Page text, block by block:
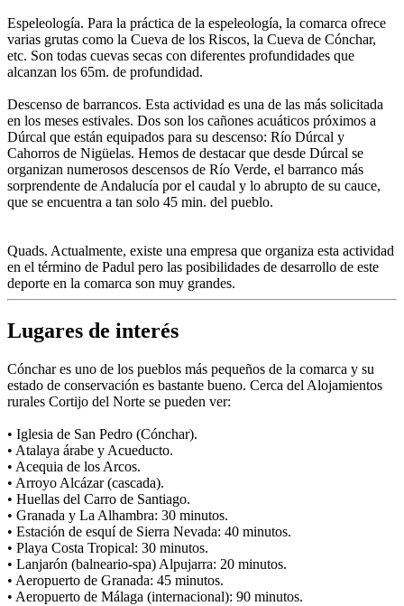
Espeleología. Para la práctica de la espeleología, la comarca ofrece
varias grutas como la Cueva de los Riscos, la Cueva de Cónchar,
etc. Son todas cuevas secas con diferentes profundidades que
alcanzan los 65m. de profundidad.
Descenso de barrancos. Esta actividad es una de las más solicitada
en los meses estivales. Dos son los cañones acuáticos próximos a
Dúrcal que están equipados para su descenso: Río Dúrcal y
Cahorros de Nigüelas. Hemos de destacar que desde Dúrcal se
organizan numerosos descensos de Río Verde, el barranco más
sorprendente de Andalucía por el caudal y lo abrupto de su cauce,
que se encuentra a tan solo 45 min. del pueblo.
Quads. Actualmente, existe una empresa que organiza esta actividad
en el término de Padul pero las posibilidades de desarrollo de este
deporte en la comarca son muy grandes.
Lugares de interés
Cónchar es uno de los pueblos más pequeños de la comarca y su
estado de conservación es bastante bueno. Cerca del Alojamientos
rurales Cortijo del Norte se pueden ver:
• Iglesia de San Pedro (Cónchar).
• Atalaya árabe y Acueducto.
• Acequia de los Arcos.
• Arroyo Alcázar (cascada).
• Huellas del Carro de Santiago.
• Granada y La Alhambra: 30 minutos.
• Estación de esquí de Sierra Nevada: 40 minutos.
• Playa Costa Tropical: 30 minutos.
• Lanjarón (balneario-spa) Alpujarra: 20 minutos.
• Aeropuerto de Granada: 45 minutos.
• Aeropuerto de Málaga (internacional): 90 minutos.